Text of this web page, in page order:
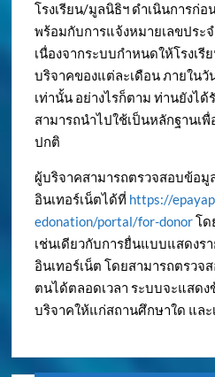
โรงเรียน/มูลนิธิฯ ดำเนินการก่
พร้อมกับการแจ้งหมายเลขปร
เนื่องจากระบบกำหนดให้โรงเ
บริจาคของแต่ละเดือน ภายในวั
เท่านั้น อย่างไรก็ตาม ท่านยังได้
สามารถนำไปใช้เป็นหลักฐานเ
ปกติ
ผู้บริจาคสามารถตรวจสอบข้อมู
อินเทอร์เน็ตได้ที่ https://
edonation/portal/for-donorโด
เช่นเดียวกับการยื่นแบบแสดงร
อินเทอร์เน็ต โดยสามารถตรวจ
ตนได้ตลอดเวลา ระบบจะแสด
บริจาคให้แก่สถานศึกษาใด และ